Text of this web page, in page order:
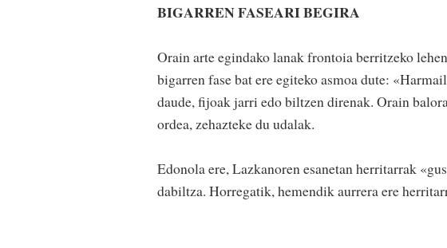
BIGARREN FASEARI BEGIRA
Orain arte egindako lanak frontoia berritzeko
bigarren fase bat ere egiteko asmoa dute:
daude, fijoak jarri edo biltzen direnak. Orain
ordea, zehazteke du udalak.
Edonola ere, Lazkanoren esanetan herritarrak
dabiltza. Horregatik, hemendik aurrera ere